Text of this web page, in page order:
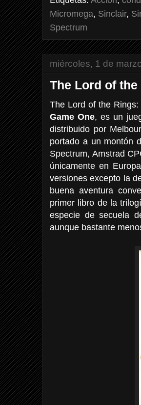
Micromega, Sinclair,
Spectrum
miércoles, 1 de
The Lord of the
The Lord of the
Game One, es un
distribuido por
portado a un montón
Spectrum, Amstrad
únicamente en
versiones excepto la
buena aventura
primer libro de la
especie de secuela
aunque bastante